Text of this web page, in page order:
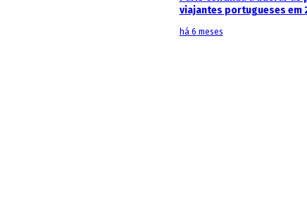
viajantes portugueses em
há 6 meses